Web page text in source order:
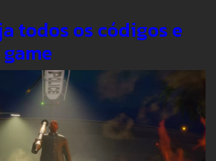
todos os códigos e